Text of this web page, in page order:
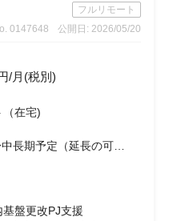
フルリモート
0147648
公開日: 2026/05/20
/月(税別)
（在宅)
長期予定（延長の可能
基盤更改PJ支援